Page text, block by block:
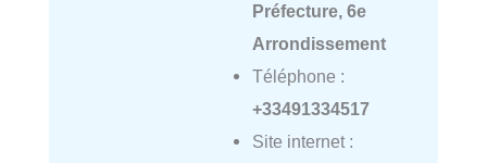
Préfecture, 6e
Arrondissement
Téléphone :
+33491334517
Site internet :